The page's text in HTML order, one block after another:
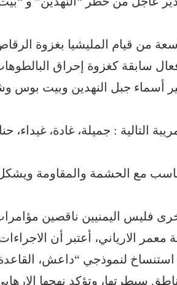
من قيام المليشيا بغزوة
سابقة كغزوة إحراق
أسماء جبل النهدين وبيت بوس
التالية : جميلة، غادة، غيداء،
مع الحشمة والمقاومة
فليس اليمنيين ناقصين
معمر الارياني، أعتبر أن
استنساخ لنموذجي “داعش،
سيطرتها، وتؤكد نهجها